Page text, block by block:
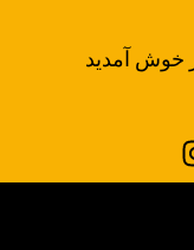
خوش آمدید